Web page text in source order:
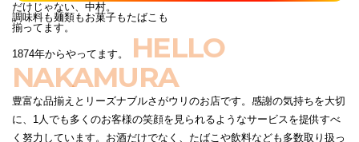
だけじゃない、中村。
調味料も麺類もお菓子もたばこも
揃ってます。
1874年からやってます。
HELLO
NAKAMURA
豊富な品揃えとリーズナブルさがウリのお店です。感謝の気持ちを大切
に、1人でも多くのお客様の笑顔を見られるようなサービスを提供すべ
く努力しています。お酒だけでなく、たばこや飲料なども多数取り扱っ